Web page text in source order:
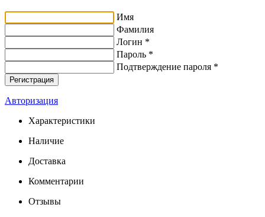
Имя
Фамилия
Логин *
Пароль *
Подтверждение пароля *
Авторизация
Характеристики
Наличие
Доставка
Комментарии
Отзывы